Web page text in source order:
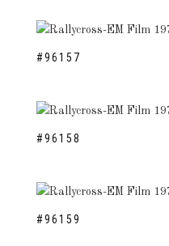
#96157
#96158
#96159